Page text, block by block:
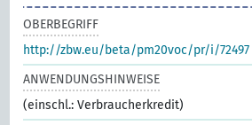
OBERBEGRIFF
http://zbw.eu/beta/pm20voc/pr/i/72497
ANWENDUNGSHINWEISE
(einschl.: Verbraucherkredit)